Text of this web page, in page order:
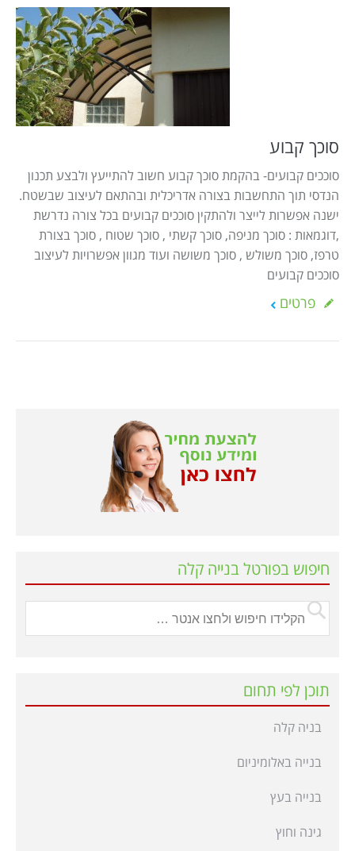
סוכך קבוע
סוככים קבועים- בהקמת סוכך קבוע חשוב להתייעץ ולבצע תכנון
הנדסי תוך התחשבות בצורה אדריכלית ובהתאם לעיצוב שבשטח.
ישנה אפשרות לייצר ולהתקין סוככים קבועים בכל צורה נדרשת
,דוגמאות : סוכך מניפה, סוכך קשתי , סוכך שטוח , סוכך בצורת
טרפז, סוכך משולש , סוכך משושה ועוד מגוון אפשרויות לעיצוב
סוככים קבועים
פרטים
חיפוש בפורטל בנייה קלה
תוכן לפי תחום
בניה קלה
בנייה באלומיניום
בנייה בעץ
גינה וחוץ